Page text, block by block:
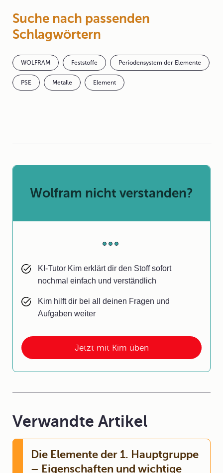
Suche nach passenden
Schlagwörtern
WOLFRAM Feststoffe Periodensystem der Elemente
PSE Metalle Element
Jetzt mit Kim üben
Wolfram nicht verstanden?
KI-Tutor Kim erklärt dir den Stoff sofort
nochmal einfach und verständlich
Kim hilft dir bei all deinen Fragen und
Aufgaben weiter
Verwandte Artikel
Die Elemente der 1. Hauptgruppe
– Eigenschaften und wichtige